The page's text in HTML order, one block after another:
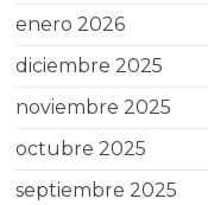
enero 2026
diciembre 2025
noviembre 2025
octubre 2025
septiembre 2025